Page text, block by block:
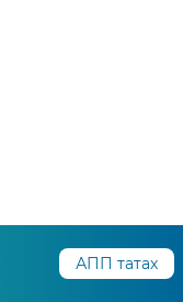
АПП татах